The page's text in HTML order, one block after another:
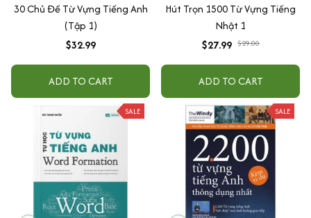
30 Chủ Đề Từ Vựng Tiếng Anh
(Tập 1)
$32.99
ADD TO CART
Hút Trọn 1500 Từ Vựng Tiếng
Nhật 1
$27.99 $29.00
ADD TO CART
SALE SALE